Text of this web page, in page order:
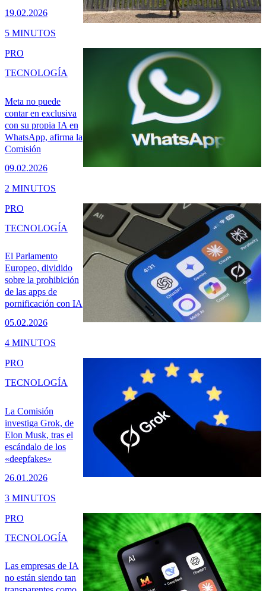
19.02.2026
5 MINUTOS
Meta no puede
contar en exclusiva
con su propia IA en
WhatsApp, afirma la
Comisión
09.02.2026
PRO
TECNOLOGÍA
2 MINUTOS
El Parlamento
Europeo, dividido
sobre la prohibición
de las apps de
pornificación con IA
05.02.2026
PRO
TECNOLOGÍA
4 MINUTOS
La Comisión
investiga Grok, de
Elon Musk, tras el
escándalo de los
«deepfakes»
26.01.2026
PRO
TECNOLOGÍA
3 MINUTOS
Las empresas de IA
no están siendo tan
PRO
TECNOLOGÍA